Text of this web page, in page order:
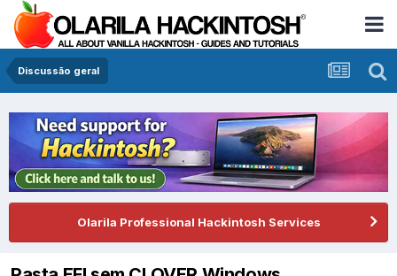
Discussão geral
Olarila Professional Hackintosh Services